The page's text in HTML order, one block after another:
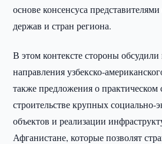
основе консенсуса
держав и стран региона.
В этом контексте стороны
направления узбекско-
также предложения о практическом
строительстве крупных социально-
объектов и реализации
Афганистане, которые позволят